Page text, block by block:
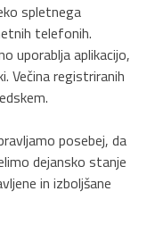
spletnega
telefonih.
uporablja aplikacijo,
Večina registriranih
posebej, da
dejansko stanje
in izboljšane